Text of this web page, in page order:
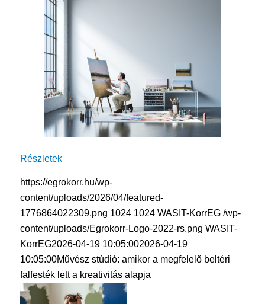
Részletek
https://egrokorr.hu/wp-
content/uploads/2026/04/featured-
1776864022309.png 1024 1024 WASIT-KorrEG /wp-
content/uploads/Egrokorr-Logo-2022-rs.png WASIT-
KorrEG2026-04-19 10:05:002026-04-19
10:05:00Művész stúdió: amikor a megfelelő beltéri
falfesték lett a kreativitás alapja